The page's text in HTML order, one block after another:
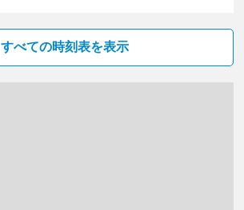
すべての時刻表を表示